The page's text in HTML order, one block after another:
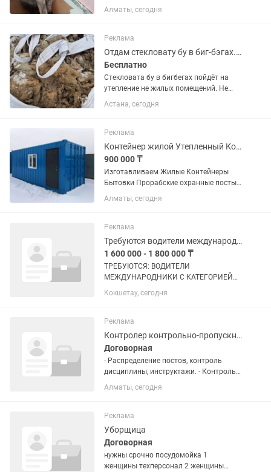
знает, спокойная, не мешает, но
боязливая, на адаптацию
гладиться. Стерилизована. Хорошо...
Алматы, сегодня
Реклама
Отдам стекловату бу в биг-бэгах. Астана. Самовывоз
Бесплатно
Стекловата бу в бигбегах пойдёт на
утепление не жилых помещений. Не
горючая сухая. Отдам даром
самовывоз. Астана.
Астана, сегодня
Реклама
Контейнер жилой Утепленный Контейнер Бытовки Вагончики
900 000 ₸
Изготавливаем Жилые Контейнеры
Бытовки Прорабские охранные посты
из 20 футoвого и 40 футового
кoнтейнера. Что обеспечивает
Утeплeниe по выбору заказчика :
минвата ,...
Алматы, сегодня
Реклама
Требуются водители международники
1 600 000 - 1 800 000 ₸
ТРЕБУЮТСЯ: ВОДИТЕЛИ
МЕЖДУНАРОДНИКИ С КАТЕГОРИЕЙ
"С+Е" Работа по всей Европе. Зарплата
от 2600 евро до 3000 евро( 1600
Возраст -без ограничений.
Принимаются водители...
Кокшетау, сегодня
Реклама
Контролер контрольно-пропускной службы
Договорная
- Распределение постов, контроль
дисциплины, инструктажи. - Контроль
пропускного режима: Доступ в жилые,
офисные, торговые и паркинговые
документации: - Журналы...
Алматы, сегодня
Реклама
Уборщица
Договорная
нужны срочно посудомойка 1
женщины техперсонал 2 женщины